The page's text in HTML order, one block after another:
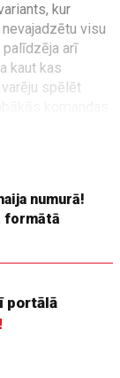
kur
visu
arī
kaut kas
spēlēt
numurā!
formātā
portālā